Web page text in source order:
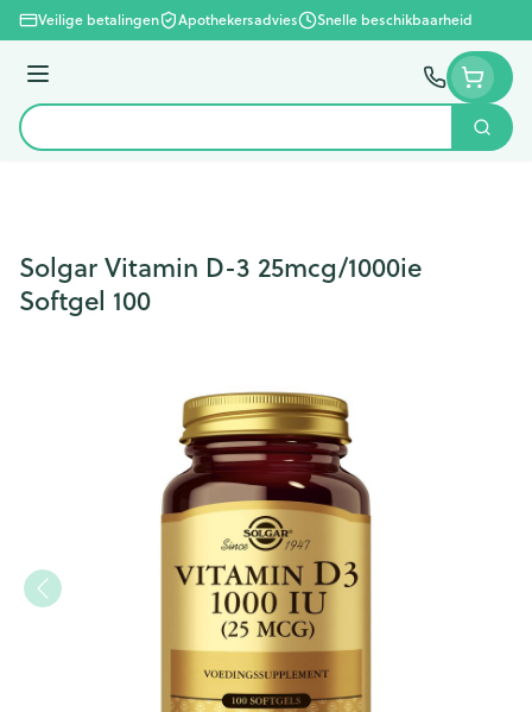
Ga naar de inhoud
Veilige betalingen Apothekersadvies Snelle beschikbaarheid
Menu
Product, merk, categorie...
Zoek
Solgar Vitamin D-3 25mcg/1000ie
Softgel 100